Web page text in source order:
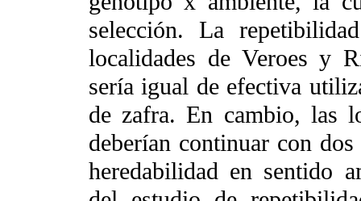
selección. La
localidades de Veroes y
sería igual de efectiva
de zafra. En cambio, las
deberían continuar con
heredabilidad en sentido